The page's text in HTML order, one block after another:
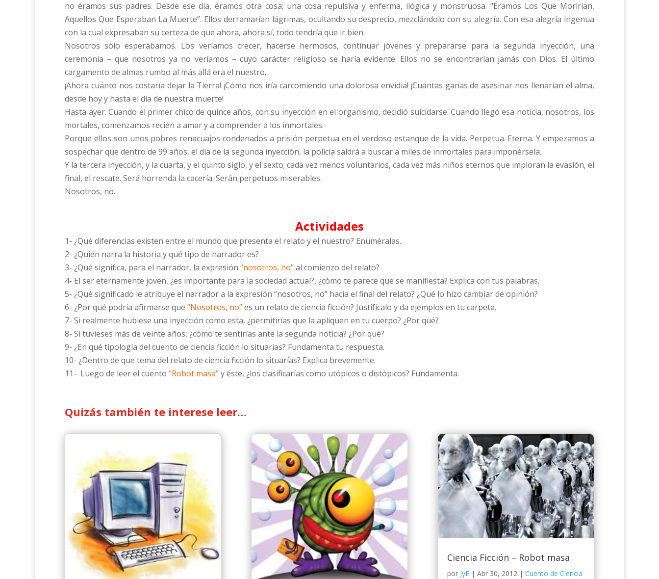
no éramos sus padres. Desde ese día, éramos otra cosa; una cosa repulsiva y enferma, ilógica y monstruosa. “Éramos Los Que Morirían,
Aquellos Que Esperaban La Muerte”. Ellos derramarían lágrimas, ocultando su desprecio, mezclándolo con su alegría. Con esa alegría ingenua
con la cual expresaban su certeza de que ahora, ahora sí, todo tendría que ir bien.
Nosotros sólo esperábamos. Los veríamos crecer, hacerse hermosos, continuar jóvenes y prepararse para la segunda inyección, una
ceremonia – que nosotros ya no veríamos – cuyo carácter religioso se haría evidente. Ellos no se encontrarían jamás con Dios. El último
cargamento de almas rumbo al más allá era el nuestro.
¡Ahora cuánto nos costaría dejar la Tierra! ¡Cómo nos iría carcomiendo una dolorosa envidia! ¡Cuántas ganas de asesinar nos llenarían el alma,
desde hoy y hasta el día de nuestra muerte!
Hasta ayer. Cuando el primer chico de quince años, con su inyección en el organismo, decidió suicidarse. Cuando llegó esa noticia, nosotros, los
mortales, comenzamos recién a amar y a comprender a los inmortales.
Porque ellos son unos pobres renacuajos condenados a prisión perpetua en el verdoso estanque de la vida. Perpetua. Eterna. Y empezamos a
sospechar que dentro de 99 años, el día de la segunda inyección, la policía saldrá a buscar a miles de inmortales para imponérsela.
Y la tercera inyección, y la cuarta, y el quinto siglo, y el sexto; cada vez menos voluntarios, cada vez más niños eternos que imploran la evasión, el
final, el rescate. Será horrenda la cacería. Serán perpetuos miserables.
Nosotros, no.
Actividades
1- ¿Qué diferencias existen entre el mundo que presenta el relato y el nuestro? Enuméralas.
2- ¿Quién narra la historia y qué tipo de narrador es?
3- ¿Qué significa, para el narrador, la expresión “nosotros, no”al comienzo del relato?
4- El ser eternamente joven, ¿es importante para la sociedad actual?, ¿cómo te parece que se manifiesta? Explica con tus palabras.
5- ¿Qué significado le atribuye el narrador a la expresión “nosotros, no” hacia el final del relato? ¿Qué lo hizo cambiar de opinión?
6- ¿Por qué podría afirmarse que “Nosotros, no”es un relato de ciencia ficción? Justifícalo y da ejemplos en tu carpeta.
7- Si realmente hubiese una inyección como esta, ¿permitirías que la apliquen en tu cuerpo? ¿Por qué?
8- Si tuvieses más de veinte años, ¿cómo te sentirías ante la segunda noticia? ¿Por qué?
9- ¿En qué tipología del cuento de ciencia ficción lo situarías? Fundamenta tu respuesta.
10- ¿Dentro de que tema del relato de ciencia ficción lo situarías? Explica brevemente.
11- Luego de leer el cuento “Robot masa”y éste, ¿los clasificarías como utópicos o distópicos? Fundamenta.
Quizás también te interese leer…
Ciencia Ficción – Robot masa
por JyE| Abr 30, 2012 | Cuento de Ciencia